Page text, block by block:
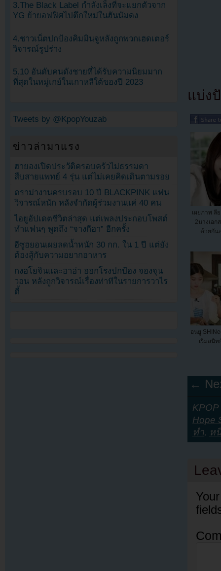
แบ่ง
เผยภาพ ลี
2นางเอก
ด้วยกัน
อนยู
เริ่มสนิ
←
Hope
ทำ, ห
3.The Black Label กำลังเล็งที่จะแยกตัวจาก
YG ย้ายอฟฟิศไปตึกใหม่ในฮันนัมดง
4.ชาวเน็ตปกป้องคิมมินจูหลังถูกพวกเฮดเตอร์
วิจารณ์รูปร่าง
5.10 อันดับคนดังชายที่ได้รับความนิยมมาก
ที่สุดในหมู่เกย์ในเกาหลีใต้ของปี 2023
Tweets by @KpopYouzab
ข่าวล่ามาแรง
ฮายองเปิดประวัติครอบครัวไม่ธรรมดา
สืบสายแพทย์ 4 รุ่น แต่ไม่เคยคิดเดินตามรอย
ดราม่างานครบรอบ 10 ปี BLACKPINK แฟน
วิจารณ์หนัก หลังจำกัดผู้ร่วมงานแค่ 40 คน
ไอยูอัปเดตชีวิตล่าสุด แต่เพลงประกอบโพสต์
ทำแฟนๆ พูดถึง “จางกีฮา” อีกครั้ง
อีซูฮยอนเผยลดน้ำหนัก 30 กก. ใน 1 ปี แต่ยัง
ต้องสู้กับความอยากอาหาร
กงฮโยจินและฮาฮ่า ออกโรงปกป้อง จองจุน
วอน หลังถูกวิจารณ์เรื่องท่าทีในรายการวาไร
ตี้